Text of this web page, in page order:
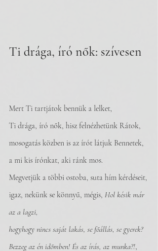
Ti drága, író nők: szívesen
Mert Ti tartjátok bennük a lelket,
Ti drága, író nők, hisz felnézhetünk Rátok,
mosogatás közben is az írót látjuk Bennetek,
a mi kis írónkat, aki ránk mos.
Megvetjük a többi ostoba, suta hím kérdéseit,
igaz, nekünk se könnyű, mégis, Hol késik már
az a lagzi,
hogyhogy nincs saját lakás, se főállás, se gyerek?
Bezzeg az én időmben! És az írás, az munka?!,